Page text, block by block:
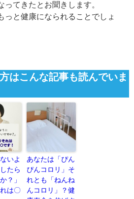
てきたとお聞きします。
っと健康になられることでしょ
はこんな記事も読んでいま
いよ
たら
？」
は〇
あなたは「ぴん
ぴんコロリ」そ
れとも「ねんね
んコロリ」？健